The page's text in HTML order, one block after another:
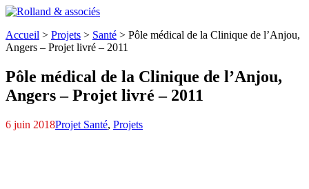
Accueil > Projets > Santé > Pôle médical de la Clinique de l’Anjou,
Angers – Projet livré – 2011
Pôle médical de la Clinique de l’Anjou,
Angers – Projet livré – 2011
6 juin 2018Projet Santé, Projets